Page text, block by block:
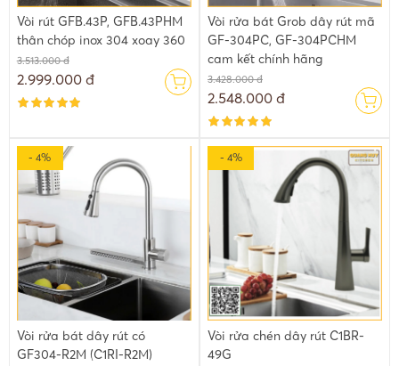
Vòi rút GFB.43P, GFB.43PHM
thân chóp inox 304 xoay 360
3.513.000 đ
2.999.000 đ
Vòi rửa bát Grob dây rút mã
GF-304PC, GF-304PCHM
cam kết chính hãng
3.428.000 đ
2.548.000 đ
- 4%
Vòi rửa bát dây rút có
GF304-R2M (C1RI-R2M)
- 4%
Vòi rửa chén dây rút C1BR-
49G